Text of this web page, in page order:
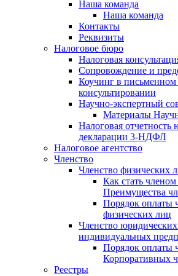
Наша команда
Наша команда
Контакты
Реквизиты
Налоговое бюро
Налоговая
Cопровождение и
Коучинг в письменном
консультировании
Научно-экспертный
Материалы
Налоговая
декларации 3-НДФЛ
Налоговое агентство
Членство
Членство физических
Как стать
Преимущества
Порядок оплаты
физических лиц
Членство
индивидуальных
Порядок оплаты
Корпоративных
Реестры